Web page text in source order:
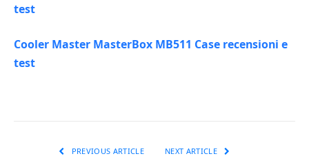
test
Cooler Master MasterBox MB511 Case recensioni e
test
PREVIOUS ARTICLE NEXT ARTICLE